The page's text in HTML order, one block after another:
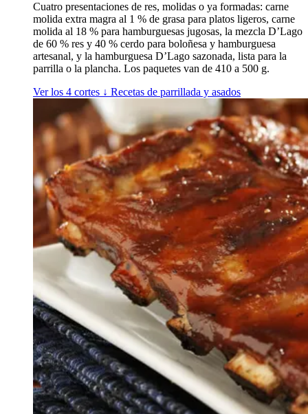
Cuatro presentaciones de res, molidas o ya formadas: carne
molida extra magra al 1 % de grasa para platos ligeros, carne
molida al 18 % para hamburguesas jugosas, la mezcla D’Lago
de 60 % res y 40 % cerdo para boloñesa y hamburguesa
artesanal, y la hamburguesa D’Lago sazonada, lista para la
parrilla o la plancha. Los paquetes van de 410 a 500 g.
Ver los 4 cortes ↓ Recetas de parrillada y asados